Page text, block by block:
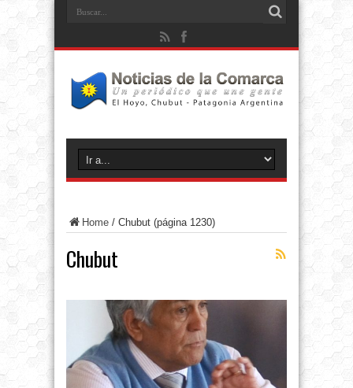
Home / Chubut (página 1230)
Chubut